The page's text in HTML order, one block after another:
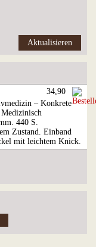
– Konkrete
440 S.
Zustand. Einband
mit leichtem Knick.
34,90